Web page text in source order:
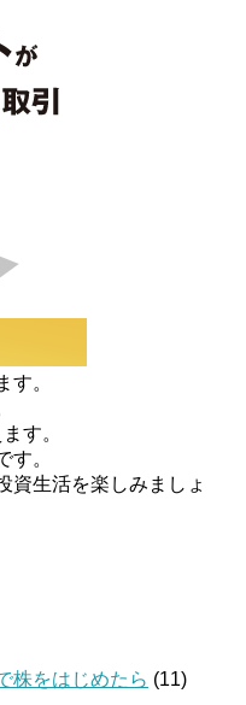
す。
す。
す。
資生活を楽しみましょ
株をはじめたら (11)